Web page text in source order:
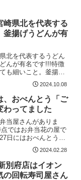
崎県北を代表する
釜揚げうどんが有
北を代表するうどん
んが有名です!!!特徴
も細いこと。釜揚げ
うこと。ふつうに美
です。天領うどん 基
店舗あります。釜揚げ
2024.10.08
、おべんとう「ご
わってました
当屋さんがありま
ではお弁当花の屋で
日にはおべんとう
ってました。おべん
基本情報宮崎市池内
88-1736営業時
2024.02.28
別府店はイオン
の回転寿司屋さん